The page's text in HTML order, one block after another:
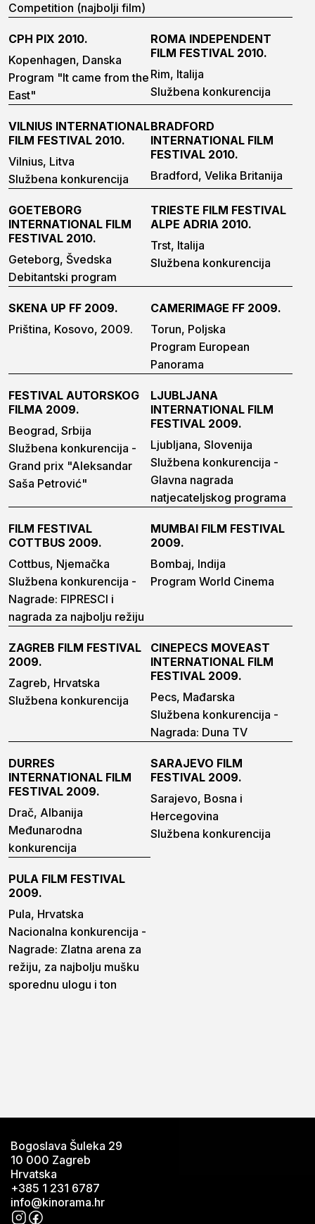
Competition (najbolji film)
CPH PIX 2010.
Kopenhagen, Danska
Program "It came from the
East"
ROMA INDEPENDENT
FILM FESTIVAL 2010.
Rim, Italija
Službena konkurencija
VILNIUS INTERNATIONAL
FILM FESTIVAL 2010.
Vilnius, Litva
Službena konkurencija
BRADFORD
INTERNATIONAL FILM
FESTIVAL 2010.
Bradford, Velika Britanija
GOETEBORG
INTERNATIONAL FILM
FESTIVAL 2010.
Geteborg, Švedska
Debitantski program
TRIESTE FILM FESTIVAL
ALPE ADRIA 2010.
Trst, Italija
Službena konkurencija
SKENA UP FF 2009.
Priština, Kosovo, 2009.
CAMERIMAGE FF 2009.
Torun, Poljska
Program European
Panorama
FESTIVAL AUTORSKOG
FILMA 2009.
Beograd, Srbija
Službena konkurencija -
Grand prix "Aleksandar
Saša Petrović"
LJUBLJANA
INTERNATIONAL FILM
FESTIVAL 2009.
Ljubljana, Slovenija
Službena konkurencija -
Glavna nagrada
natjecateljskog programa
FILM FESTIVAL
COTTBUS 2009.
Cottbus, Njemačka
Službena konkurencija -
Nagrade: FIPRESCI i
nagrada za najbolju režiju
MUMBAI FILM FESTIVAL
2009.
Bombaj, Indija
Program World Cinema
ZAGREB FILM FESTIVAL
2009.
Zagreb, Hrvatska
Službena konkurencija
CINEPECS MOVEAST
INTERNATIONAL FILM
FESTIVAL 2009.
Pecs, Mađarska
Službena konkurencija -
Nagrada: Duna TV
DURRES
INTERNATIONAL FILM
FESTIVAL 2009.
Drač, Albanija
Međunarodna
konkurencija
SARAJEVO FILM
FESTIVAL 2009.
Sarajevo, Bosna i
Hercegovina
Službena konkurencija
PULA FILM FESTIVAL
2009.
Pula, Hrvatska
Nacionalna konkurencija -
Nagrade: Zlatna arena za
režiju, za najbolju mušku
sporednu ulogu i ton
Bogoslava Šuleka 29
10 000 Zagreb
Hrvatska
+385 1 231 6787
info@kinorama.hr